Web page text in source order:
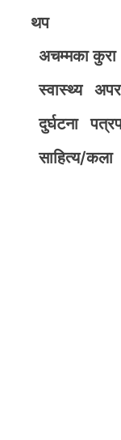
थप
अचम्मका कुरा
स्वास्थ्य
दुर्घटना
साहित्य/कला